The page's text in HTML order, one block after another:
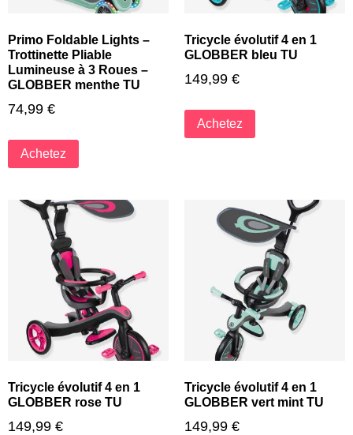
Primo Foldable Lights –
Trottinette Pliable
Lumineuse à 3 Roues –
GLOBBER menthe TU
74,99 €
Achetez
Tricycle évolutif 4 en 1
GLOBBER bleu TU
149,99 €
Achetez
Tricycle évolutif 4 en 1
GLOBBER rose TU
149,99 €
Tricycle évolutif 4 en 1
GLOBBER vert mint TU
149,99 €